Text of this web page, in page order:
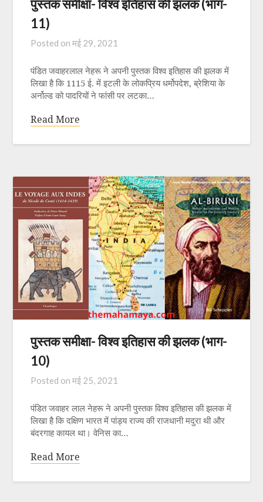
पुस्तक समीक्षा- विश्व इतिहास की झलक (भाग-
11)
Posted onमई 29, 2021
पंडित जवाहरलाल नेहरू ने अपनी पुस्तक विश्व इतिहास की झलक में
लिखा है कि 1115 ई. में इटली के लोकप्रिय धर्मोपदेश, ब्रेशिया के
अर्नोल्ड को पादरियों ने फांसी पर लटका…
Read More
पुस्तक समीक्षा- विश्व इतिहास की झलक (भाग-
10)
Posted onमई 25, 2021
पंडित जवाहर लाल नेहरू ने अपनी पुस्तक विश्व इतिहास की झलक में
लिखा है कि दक्षिण भारत में पांड्य राज्य की राजधानी मदुरा थी और
बंदरगाह कायल था। वेनिस का…
Read More